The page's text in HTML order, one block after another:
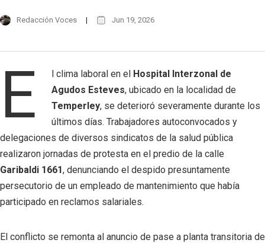
Redacción Voces Jun 19, 2026
E l clima laboral en el Hospital Interzonal de
Agudos Esteves, ubicado en la localidad de
Temperley, se deterioró severamente durante los
últimos días. Trabajadores autoconvocados y
delegaciones de diversos sindicatos de la salud pública
realizaron jornadas de protesta en el predio de la calle
Garibaldi 1661, denunciando el despido presuntamente
persecutorio de un empleado de mantenimiento que había
participado en reclamos salariales.
El conflicto se remonta al anuncio de pase a planta transitoria de